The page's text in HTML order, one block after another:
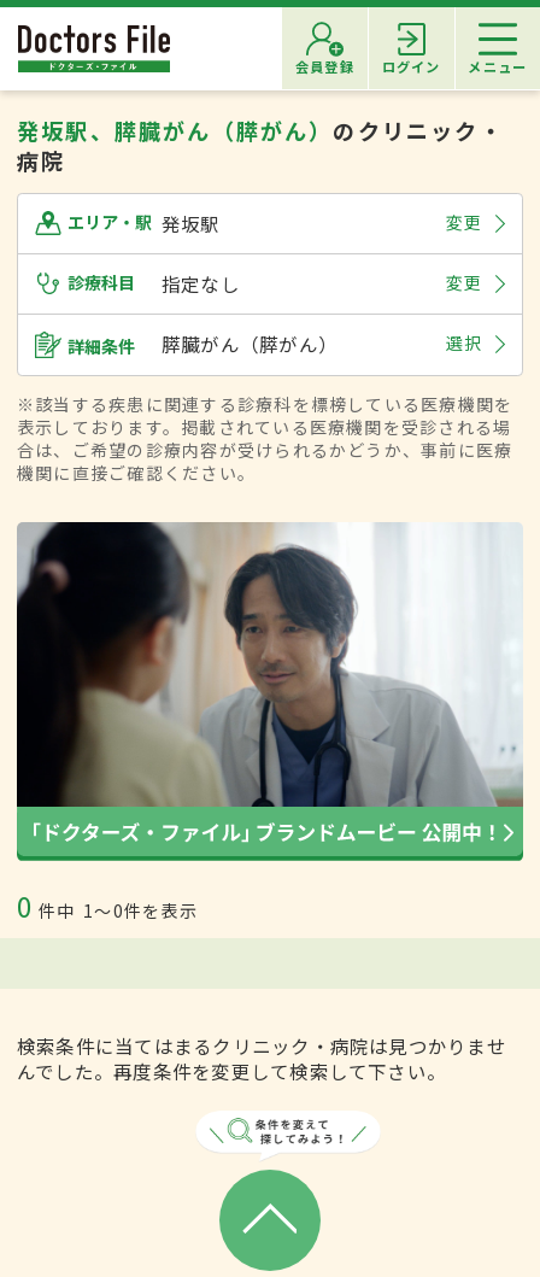
会員登録 ログイン メニュー
発坂駅、膵臓がん（膵がん） のクリニック・
病院
エリア・駅 発坂駅 変更
診療科目 指定なし 変更
詳細条件 膵臓がん（膵がん） 選択
※該当する疾患に関連する診療科を標榜している医療機関を
表示しております。掲載されている医療機関を受診される場
合は、ご希望の診療内容が受けられるかどうか、事前に医療
機関に直接ご確認ください。
0 件中 1〜0件を表示
検索条件に当てはまるクリニック・病院は見つかりませ
んでした。再度条件を変更して検索して下さい。